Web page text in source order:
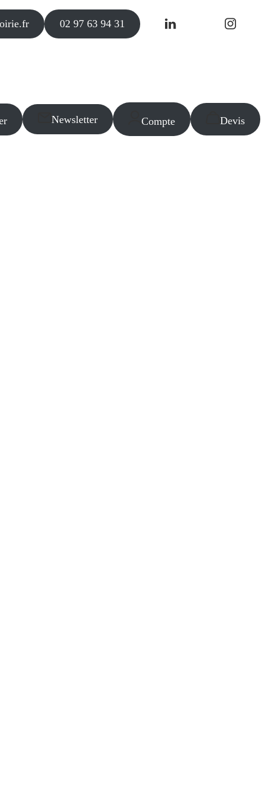
02 97 63 94 31
Newsletter Compte Devis